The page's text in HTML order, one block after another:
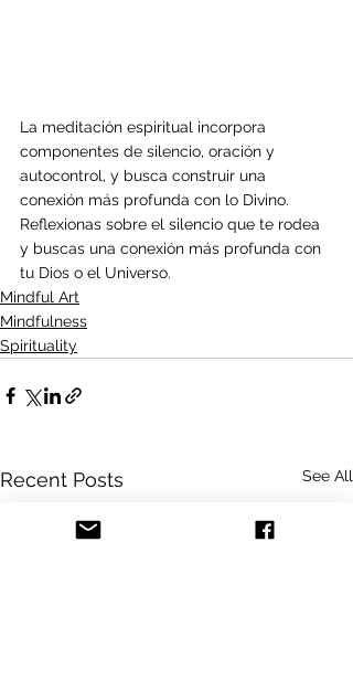
La meditación espiritual incorpora
componentes de silencio, oración y
autocontrol, y busca construir una
conexión más profunda con lo Divino.
Reflexionas sobre el silencio que te rodea
y buscas una conexión más profunda con
tu Dios o el Universo.
Mindful Art
Mindfulness
Spirituality
Recent Posts See All